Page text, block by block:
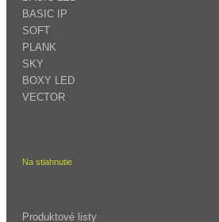
BASIC IP
SOFT
PLANK
SKY
BOXY LED
VECTOR
Na stiahnutie
Produktové listy